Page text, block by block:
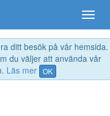
ditt besök på vår hemsida.
du väljer att använda vår
Läs mer OK